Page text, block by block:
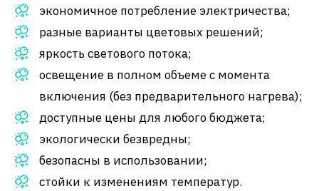
экономичное потребление электричества;
разные варианты цветовых решений;
яркость светового потока;
освещение в полном объеме с момента
включения (без предварительного нагрева);
доступные цены для любого бюджета;
экологически безвредны;
безопасны в использовании;
стойки к изменениям температур.